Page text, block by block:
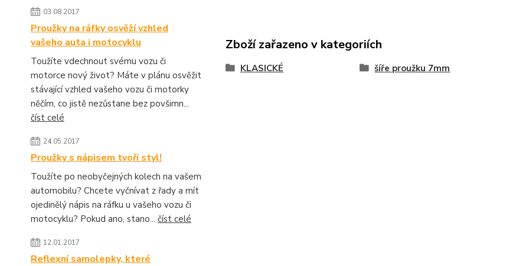
03.08.2017
Proužky na ráfky osvěží vzhled
vašeho auta i motocyklu
Toužíte vdechnout svému vozu či
motorce nový život? Máte v plánu osvěžit
stávající vzhled vašeho vozu či motorky
něčím, co jistě nezůstane bez povšimn...
číst celé
24.05.2017
Proužky s nápisem tvoří styl!
Toužíte po neobyčejných kolech na vašem
automobilu? Chcete vyčnívat z řady a mít
ojedinělý nápis na ráfku u vašeho vozu či
motocyklu? Pokud ano, stano... číst celé
12.01.2017
Reflexní samolepky, které
Zboží zařazeno v kategoriích
KLASICKÉ šíře proužku 7mm